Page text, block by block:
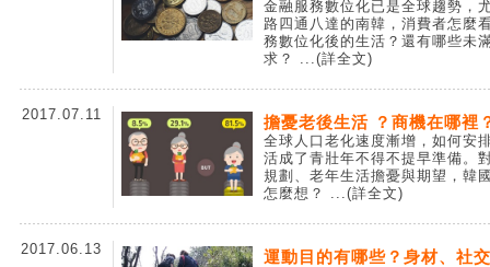
金融服務數位化已是全球趨勢，
路四通八達的南韓，消費者怎麼
務數位化後的生活？還有哪些未
求？ ...(詳全文)
2017.07.11 擔憂老後生活 ？商機在哪裡
全球人口老化速度漸增，如何安
活成了青壯年不得不提早準備。
規劃、老年生活擔憂與期望，韓
怎麼想？ ...(詳全文)
2017.06.13
運動目的有哪些？身材、社